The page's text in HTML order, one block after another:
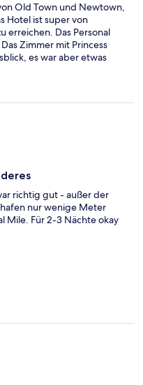
Old Town und Newtown,
Hotel ist super von
erreichen. Das Personal
Zimmer mit Princess
es war aber etwas
richtig gut - außer der
nur wenige Meter
Mile. Für 2-3 Nächte okay